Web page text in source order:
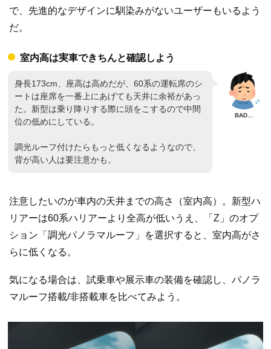
で、先進的なデザインに馴染みがないユーザーもいるよう
だ。
室内高は実車できちんと確認しよう
身長173cm、座高は高めだが、60系の運転席のシ
ートは座席を一番上にあげても天井に余裕があっ
た。新型は乗り降りする際に頭をこするので中間
位の低めにしている。
調光ルーフ付けたらもっと低くなるようなので、
背が高い人は要注意かも。
注意したいのが車内の天井までの高さ（室内高）。新型ハ
リアーは60系ハリアーより全高が低いうえ、「Z」のオプ
ション「調光パノラマルーフ」を選択すると、室内高がさ
らに低くなる。
気になる場合は、試乗車や展示車の装備を確認し、パノラ
マルーフ搭載/非搭載車を比べてみよう。